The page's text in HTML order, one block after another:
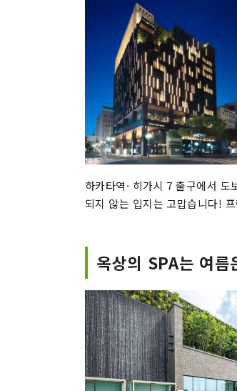
하카타역· 히가시 7 출구에서
되지 않는 입지는 고맙습니다!
옥상의 SPA는 여